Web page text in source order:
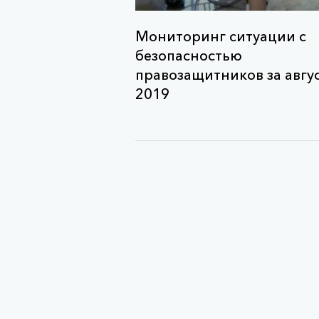
Мониторинг ситуации с
безопасностью
правозащитников за
2019